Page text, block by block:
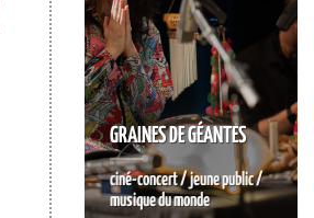
GRAINES DE GÉANTES
ciné-concert / jeune public /
musique du monde